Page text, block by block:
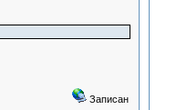
Записан